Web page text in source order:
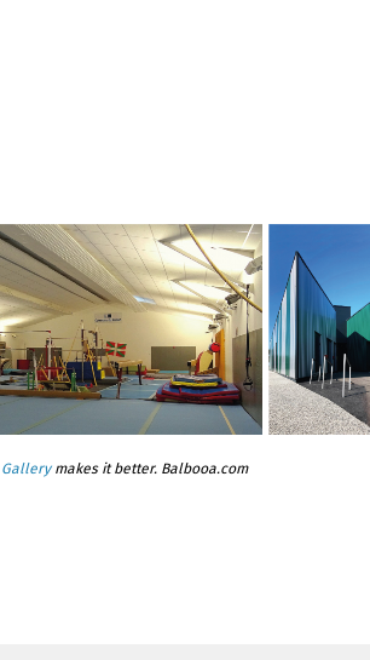
Gallerymakes it better. Balbooa.com